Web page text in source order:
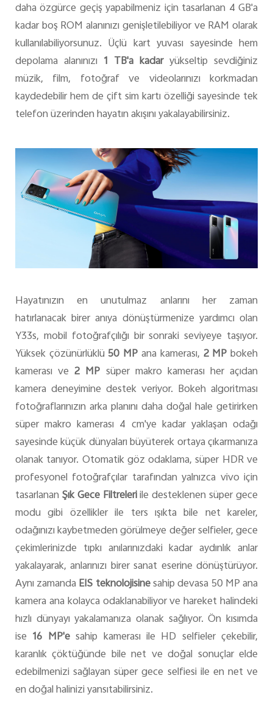
daha özgürce geçiş yapabilmeniz için tasarlanan 4 GB'a
kadar boş ROM alanınızı genişletilebiliyor ve RAM olarak
kullanılabiliyorsunuz. Üçlü kart yuvası sayesinde hem
depolama alanınızı 1 TB'a kadaryükseltip sevdiğiniz
müzik, film, fotoğraf ve videolarınızı korkmadan
kaydedebilir hem de çift sim kartı özelliği sayesinde tek
telefon üzerinden hayatın akışını yakalayabilirsiniz.
Hayatınızın en unutulmaz anlarını her zaman
hatırlanacak birer anıya dönüştürmenize yardımcı olan
Y33s, mobil fotoğrafçılığı bir sonraki seviyeye taşıyor.
Yüksek çözünürlüklü 50 MP ana kamerası, 2 MP bokeh
kamerası ve2 MP süper makro kamerası her açıdan
kamera deneyimine destek veriyor. Bokeh algoritması
fotoğraflarınızın arka planını daha doğal hale getirirken
süper makro kamerası 4 cm'ye kadar yaklaşan odağı
sayesinde küçük dünyaları büyüterek ortaya çıkarmanıza
olanak tanıyor. Otomatik göz odaklama, süper HDR ve
profesyonel fotoğrafçılar tarafından yalnızca vivo için
tasarlanan Şık Gece Filtreleriile desteklenen süper gece
modu gibi özellikler ile ters ışıkta bile net kareler,
odağınızı kaybetmeden görülmeye değer selfieler, gece
çekimlerinizde tıpkı anılarınızdaki kadar aydınlık anlar
yakalayarak, anlarınızı birer sanat eserine dönüştürüyor.
Aynı zamanda EIS teknolojisinesahip devasa 50 MP ana
kamera ana kolayca odaklanabiliyor ve hareket halindeki
hızlı dünyayı yakalamanıza olanak sağlıyor. Ön kısımda
ise 16 MP'esahip kamerası ile HD selfieler çekebilir,
karanlık çöktüğünde bile net ve doğal sonuçlar elde
edebilmenizi sağlayan süper gece selfiesi ile en net ve
en doğal halinizi yansıtabilirsiniz.